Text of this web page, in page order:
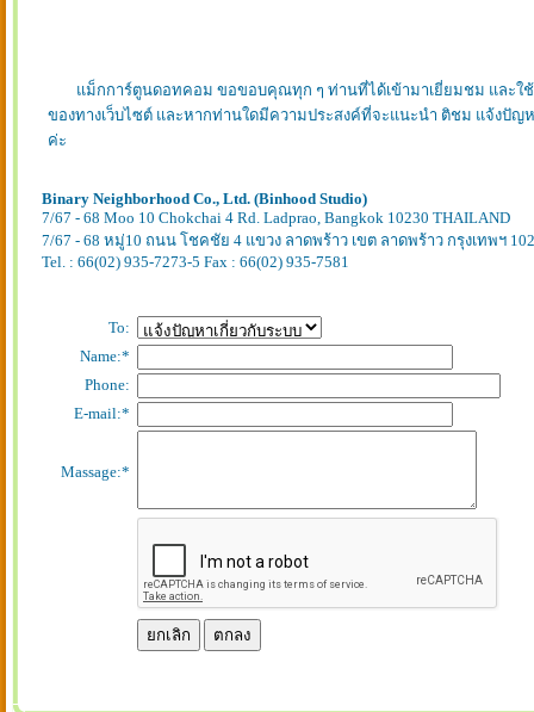
แม็กการ์ตูนดอทคอม ขอขอบคุณทุก ๆ ท่านที่ได้เข้ามาเยี่ยมชม และใช้บ
ของทางเว็บไซต์ และหากท่านใดมีความประสงค์ที่จะแนะนำ ติชม แจ้งปั
ค่ะ
Binary Neighborhood Co., Ltd. (Binhood Studio)
7/67 - 68 Moo 10 Chokchai 4 Rd. Ladprao, Bangkok 10230 THAILAND
7/67 - 68 หมู่10 ถนน โชคชัย 4 แขวง ลาดพร้าว เขต ลาดพร้าว กรุงเทพฯ
Tel. : 66(02) 935-7273-5 Fax : 66(02) 935-7581
To:
Name:*
Phone:
E-mail:*
Massage:*